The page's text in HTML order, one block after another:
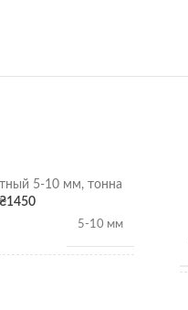
5-10 мм, тонна
₴1450
5-10 мм